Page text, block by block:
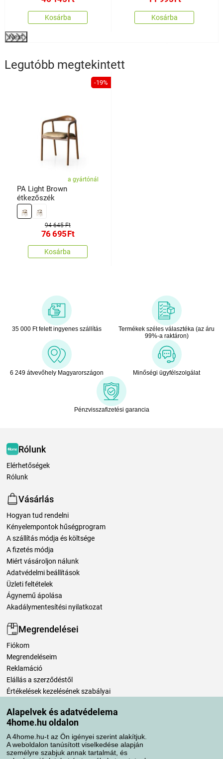
Alapelvek és adatvédelema
4home.hu oldalon
A 4home.hu-t az Ön igényei szerint alakítjuk.
A weboldalon tanúsított viselkedése alapján
személyre szabjuk annak tartalmát, és
Kosárba Kosárba
Next
Legutóbb megtekintett
-19%
a gyártónál
PA Light Brown
étkezőszék
94 645 Ft
76 695Ft
Kosárba
35 000 Ft felett ingyenes szállítás
Termékek széles választéka (az áru
99%-a raktáron)
6 249 átvevőhely Magyarországon Minőségi ügyfélszolgálat
Pénzvisszafizetési garancia
Rólunk
Elérhetőségek
Rólunk
Vásárlás
Hogyan tud rendelni
Kényelempontok hűségprogram
A szállítás módja és költsége
A fizetés módja
Miért vásároljon nálunk
Adatvédelmi beállítások
Üzleti feltételek
Ágynemű ápolása
Akadálymentesítési nyilatkozat
Megrendelései
Fiókom
Megrendeléseim
Reklamáció
Elállás a szerződéstől
Értékelések kezelésének szabályai
Szállítási módok
Fizetési módok